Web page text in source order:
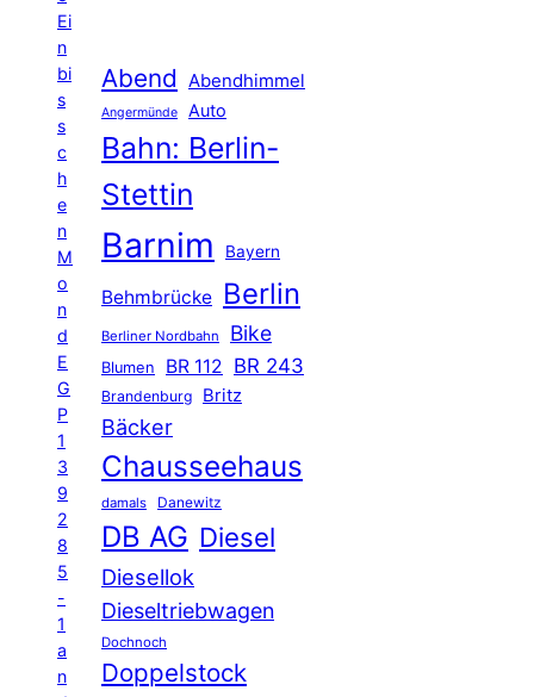
Ei
n
bi
s
s
c
h
e
n
M
o
n
d
E
G
P
1
3
9
2
8
5
-
1
a
n
Abend Abendhimmel
Angermünde Auto
Bahn: Berlin-
Stettin
Barnim Bayern
Behmbrücke Berlin
Berliner Nordbahn Bike
Blumen BR 112 BR 243
Brandenburg Britz
Bäcker
Chausseehaus
damals Danewitz
DB AG Diesel
Diesellok
Dieseltriebwagen
Dochnoch
Doppelstock